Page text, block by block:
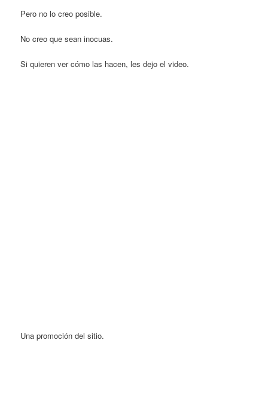
Pero no lo creo posible.
No creo que sean inocuas.
Si quieren ver cómo las hacen, les dejo el video.
Una promoción del sitio.